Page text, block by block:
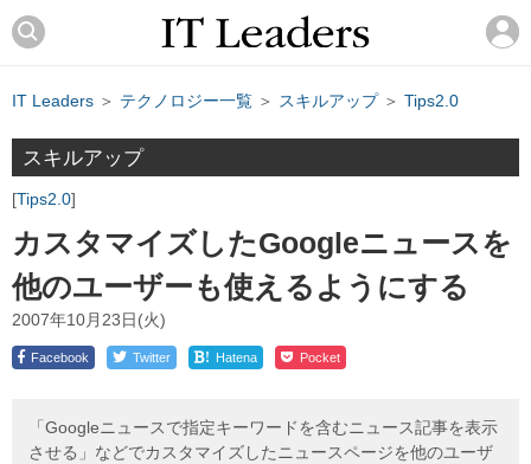
IT Leaders ＞ テクノロジー一覧 ＞ スキルアップ＞ Tips2.0
スキルアップ
Tips2.0
カスタマイズしたGoogleニュースを
他のユーザーも使えるようにする
2007年10月23日(火)
Facebook Twitter ! Hatena Pocket
「Googleニュースで指定キーワードを含むニュース記事を表示
させる」などでカスタマイズしたニュースページを他のユーザ